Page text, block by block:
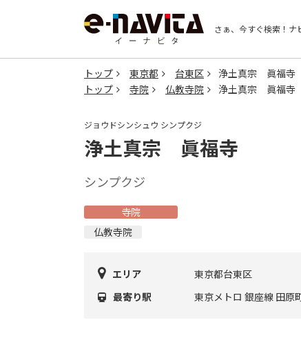
さぁ、今すぐ検索！ ナ
トップ 東京都 台東区
浄土真宗 眞福寺
トップ
寺院 仏教寺院 浄土真宗 眞福寺
ジョウドシンシュウ シンプクジ
浄土真宗 眞福寺
シンプクジ
寺院
仏教寺院
エリア
東京都台東区
最寄り駅
東京メトロ 銀座線 田原